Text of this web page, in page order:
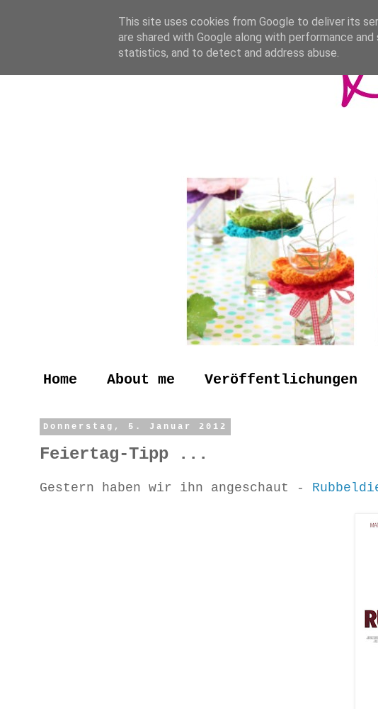
Home About me Veröffentlichungen
Donnerstag, 5. Januar 2012
Feiertag-Tipp ...
Gestern haben wir ihn angeschaut -
This site uses cookies from Google to deliver its
are shared with Google along with performance
statistics, and to detect and address abuse.